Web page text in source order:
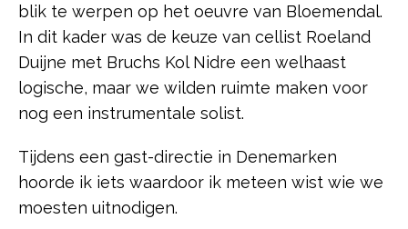
blik te werpen op het oeuvre van Bloemendal.
In dit kader was de keuze van cellist Roeland
Duijne met Bruchs Kol Nidre een welhaast
logische, maar we wilden ruimte maken voor
nog een instrumentale solist.
Tijdens een gast-directie in Denemarken
hoorde ik iets waardoor ik meteen wist wie we
moesten uitnodigen.